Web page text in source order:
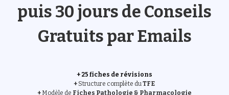
puis 30 jours de Conseils
Gratuits par Emails
+ 25 fiches de révisions
+Structure complète du TFE
+ Modèle de Fiches Pathologie & Pharmacologie